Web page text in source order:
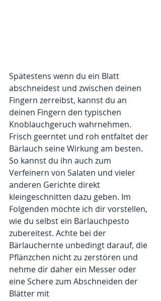
Spätestens wenn du ein Blatt
abschneidest und zwischen deinen
Fingern zerreibst, kannst du an
deinen Fingern den typischen
Knoblauchgeruch wahrnehmen.
Frisch geerntet und roh entfaltet der
Bärlauch seine Wirkung am besten.
So kannst du ihn auch zum
Verfeinern von Salaten und vieler
anderen Gerichte direkt
kleingeschnitten dazu geben. Im
Folgenden möchte ich dir vorstellen,
wie du selbst ein Bärlauchpesto
zubereitest. Achte bei der
Bärlauchernte unbedingt darauf, die
Pflänzchen nicht zu zerstören und
nehme dir daher ein Messer oder
eine Schere zum Abschneiden der
Blätter mit